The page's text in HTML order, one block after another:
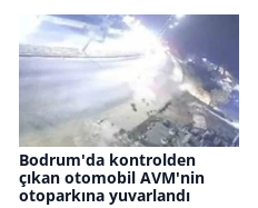
Bodrum'da kontrolden
çıkan otomobil AVM'nin
otoparkına yuvarlandı